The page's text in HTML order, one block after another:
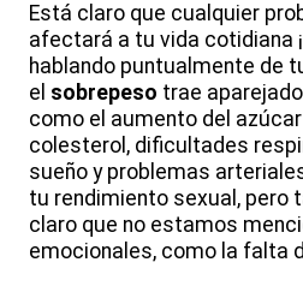
Está claro que cualquier
afectará a tu vida cotidiana
hablando puntualmente de
el sobrepeso trae
como el aumento del azúcar
colesterol, dificultades
sueño y problemas
tu rendimiento sexual, pero
claro que no estamos
emocionales, como la falta